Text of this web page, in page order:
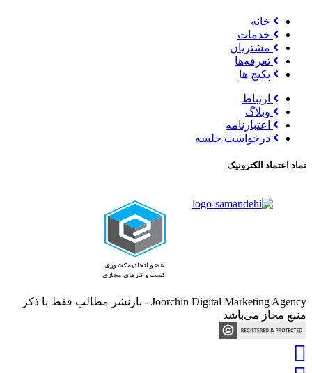
خانه
خدمات
مشتریان
تعرفه‌ها
پکیج ها
ارتباط
وبلاگ
اعتبارنامه
درخواست جلسه
نماد اعتماد الکترونیک
Joorchin Digital Marketing Agency - بازنشر مطالب فقط با ذکر
منبع مجاز می‌باشد